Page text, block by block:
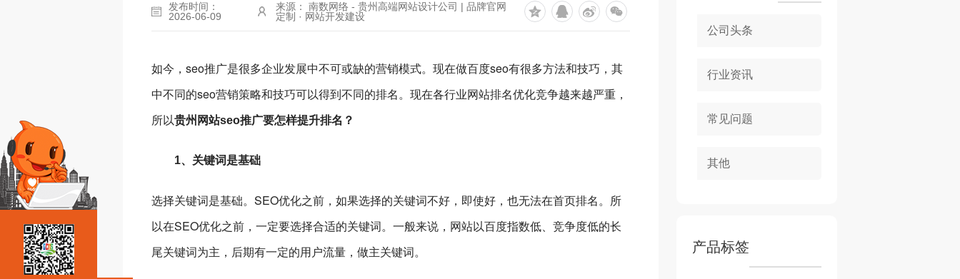
发布时间：
2026-06-09
来源： 南数网络 - 贵州高端网站设计公司 | 品牌官网
定制 · 网站开发建设
如今，seo推广是很多企业发展中不可或缺的营销模式。现在做百度seo有很多方法和技巧，其
中不同的seo营销策略和技巧可以得到不同的排名。现在各行业网站排名优化竞争越来越严重，
所以贵州网站seo推广要怎样提升排名？
1、关键词是基础
选择关键词是基础。SEO优化之前，如果选择的关键词不好，即使好，也无法在首页排名。所
以在SEO优化之前，一定要选择合适的关键词。一般来说，网站以百度指数低、竞争度低的长
尾关键词为主，后期有一定的用户流量，做主关键词。
公司头条
行业资讯
常见问题
其他
产品标签